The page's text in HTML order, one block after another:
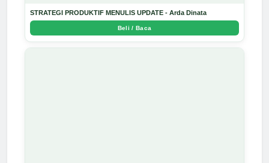
STRATEGI PRODUKTIF MENULIS UPDATE - Arda Dinata
Beli / Baca